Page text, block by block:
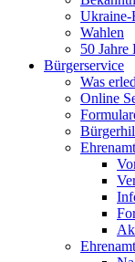
Wahlen
50 Jahre
Bürgerservice
Was
Online